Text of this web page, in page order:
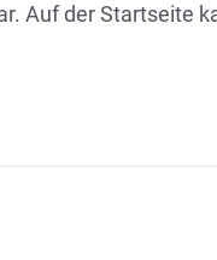
Auf der Startseite